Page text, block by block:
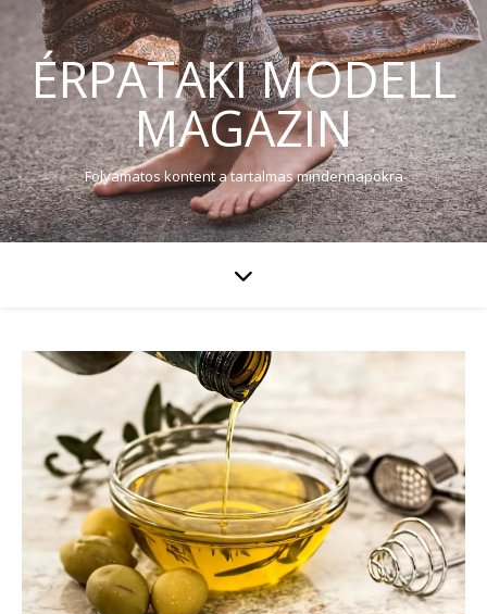
ÉRPATAKI MODELL
MAGAZIN
Folyamatos kontent a tartalmas mindennapokra